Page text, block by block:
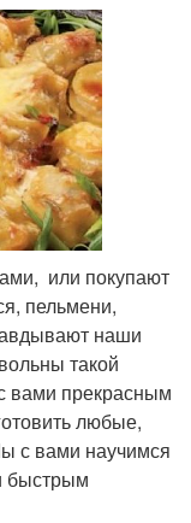
или покупают
пельмени,
наши
такой
вами прекрасным
любые,
с вами научимся
быстрым